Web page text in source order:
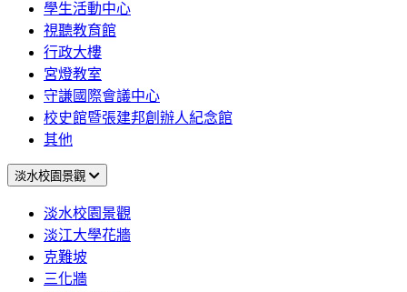
學生活動中心
視聽教育館
行政大樓
宮燈教室
守謙國際會議中心
校史館暨張建邦創辦人紀念館
其他
淡水校園景觀
淡水校園景觀
淡江大學花牆
克難坡
三化牆